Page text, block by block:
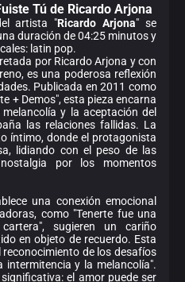
Tú de Ricardo Arjona
artista "Ricardo Arjona" se
duración de 04:25 minutos y
latin pop.
por Ricardo Arjona y con
es una poderosa reflexión
Publicada en 2011 como
+ Demos", esta pieza encarna
y la aceptación del
las relaciones fallidas. La
íntimo, donde el protagonista
lidiando con el peso de las
por los momentos
una conexión emocional
como "Tenerte fue una
sugieren un cariño
en objeto de recuerdo. Esta
de los desafíos
intermitencia y la melancolía".
el amor puede ser